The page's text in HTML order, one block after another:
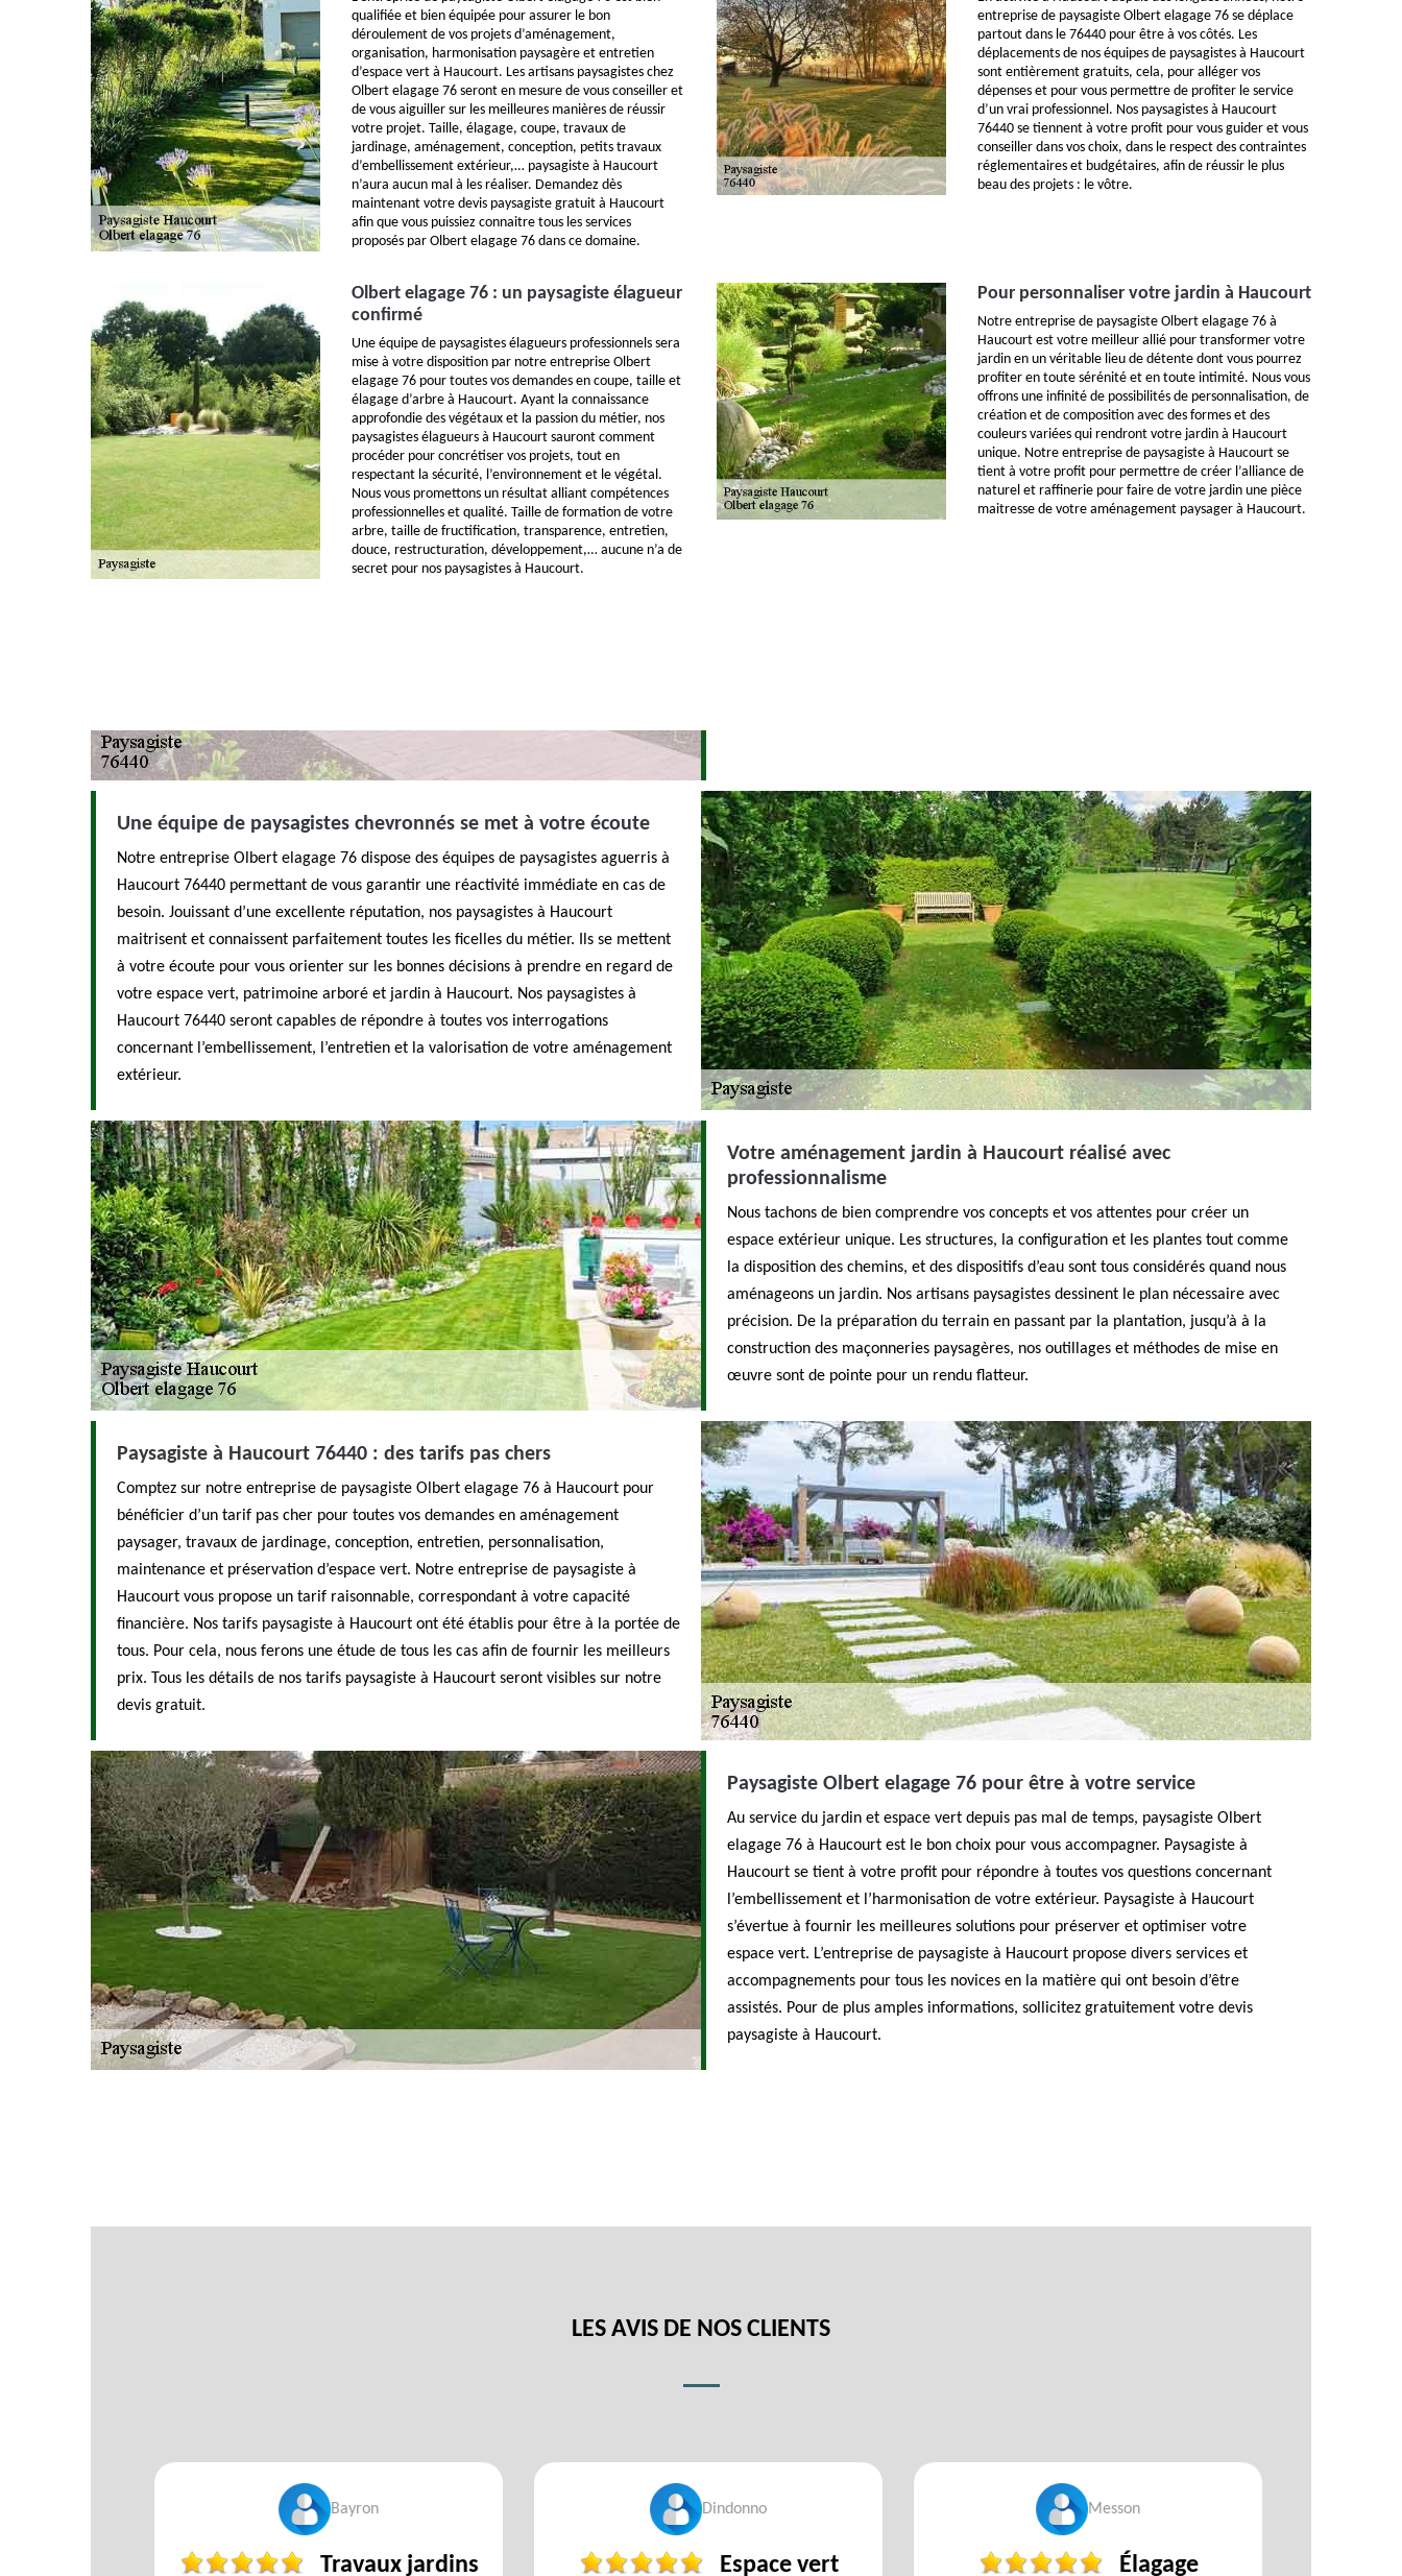
qualifiée et bien équipée pour assurer le bon
déroulement de vos projets d’aménagement,
organisation, harmonisation paysagère et entretien
d’espace vert à Haucourt. Les artisans paysagistes chez
Olbert elagage 76 seront en mesure de vous conseiller et
de vous aiguiller sur les meilleures manières de réussir
votre projet. Taille, élagage, coupe, travaux de
jardinage, aménagement, conception, petits travaux
d’embellissement extérieur,… paysagiste à Haucourt
n’aura aucun mal à les réaliser. Demandez dès
maintenant votre devis paysagiste gratuit à Haucourt
afin que vous puissiez connaitre tous les services
proposés par Olbert elagage 76 dans ce domaine.
entreprise de paysagiste Olbert elagage 76 se déplace
partout dans le 76440 pour être à vos côtés. Les
déplacements de nos équipes de paysagistes à Haucourt
sont entièrement gratuits, cela, pour alléger vos
dépenses et pour vous permettre de profiter le service
d’un vrai professionnel. Nos paysagistes à Haucourt
76440 se tiennent à votre profit pour vous guider et vous
conseiller dans vos choix, dans le respect des contraintes
réglementaires et budgétaires, afin de réussir le plus
beau des projets : le vôtre.
Olbert elagage 76 : un paysagiste élagueur
confirmé
Une équipe de paysagistes élagueurs professionnels sera
mise à votre disposition par notre entreprise Olbert
elagage 76 pour toutes vos demandes en coupe, taille et
élagage d’arbre à Haucourt. Ayant la connaissance
approfondie des végétaux et la passion du métier, nos
paysagistes élagueurs à Haucourt sauront comment
procéder pour concrétiser vos projets, tout en
respectant la sécurité, l’environnement et le végétal.
Nous vous promettons un résultat alliant compétences
professionnelles et qualité. Taille de formation de votre
arbre, taille de fructification, transparence, entretien,
douce, restructuration, développement,… aucune n’a de
secret pour nos paysagistes à Haucourt.
Pour personnaliser votre jardin à Haucourt
Notre entreprise de paysagiste Olbert elagage 76 à
Haucourt est votre meilleur allié pour transformer votre
jardin en un véritable lieu de détente dont vous pourrez
profiter en toute sérénité et en toute intimité. Nous vous
offrons une infinité de possibilités de personnalisation, de
création et de composition avec des formes et des
couleurs variées qui rendront votre jardin à Haucourt
unique. Notre entreprise de paysagiste à Haucourt se
tient à votre profit pour permettre de créer l’alliance de
naturel et raffinerie pour faire de votre jardin une pièce
maitresse de votre aménagement paysager à Haucourt.
Une équipe de paysagistes chevronnés se met à votre écoute
Notre entreprise Olbert elagage 76 dispose des équipes de paysagistes aguerris à
Haucourt 76440 permettant de vous garantir une réactivité immédiate en cas de
besoin. Jouissant d’une excellente réputation, nos paysagistes à Haucourt
maitrisent et connaissent parfaitement toutes les ficelles du métier. Ils se mettent
à votre écoute pour vous orienter sur les bonnes décisions à prendre en regard de
votre espace vert, patrimoine arboré et jardin à Haucourt. Nos paysagistes à
Haucourt 76440 seront capables de répondre à toutes vos interrogations
concernant l’embellissement, l’entretien et la valorisation de votre aménagement
extérieur.
Votre aménagement jardin à Haucourt réalisé avec
professionnalisme
Nous tachons de bien comprendre vos concepts et vos attentes pour créer un
espace extérieur unique. Les structures, la configuration et les plantes tout comme
la disposition des chemins, et des dispositifs d’eau sont tous considérés quand nous
aménageons un jardin. Nos artisans paysagistes dessinent le plan nécessaire avec
précision. De la préparation du terrain en passant par la plantation, jusqu’à à la
construction des maçonneries paysagères, nos outillages et méthodes de mise en
œuvre sont de pointe pour un rendu flatteur.
Paysagiste à Haucourt 76440 : des tarifs pas chers
Comptez sur notre entreprise de paysagiste Olbert elagage 76 à Haucourt pour
bénéficier d’un tarif pas cher pour toutes vos demandes en aménagement
paysager, travaux de jardinage, conception, entretien, personnalisation,
maintenance et préservation d’espace vert. Notre entreprise de paysagiste à
Haucourt vous propose un tarif raisonnable, correspondant à votre capacité
financière. Nos tarifs paysagiste à Haucourt ont été établis pour être à la portée de
tous. Pour cela, nous ferons une étude de tous les cas afin de fournir les meilleurs
prix. Tous les détails de nos tarifs paysagiste à Haucourt seront visibles sur notre
devis gratuit.
Paysagiste Olbert elagage 76 pour être à votre service
Au service du jardin et espace vert depuis pas mal de temps, paysagiste Olbert
elagage 76 à Haucourt est le bon choix pour vous accompagner. Paysagiste à
Haucourt se tient à votre profit pour répondre à toutes vos questions concernant
l’embellissement et l’harmonisation de votre extérieur. Paysagiste à Haucourt
s’évertue à fournir les meilleures solutions pour préserver et optimiser votre
espace vert. L’entreprise de paysagiste à Haucourt propose divers services et
accompagnements pour tous les novices en la matière qui ont besoin d’être
assistés. Pour de plus amples informations, sollicitez gratuitement votre devis
paysagiste à Haucourt.
LES AVIS DE NOS CLIENTS
Bayron
Travaux jardins
Dindonno
Espace vert
Messon
Élagage